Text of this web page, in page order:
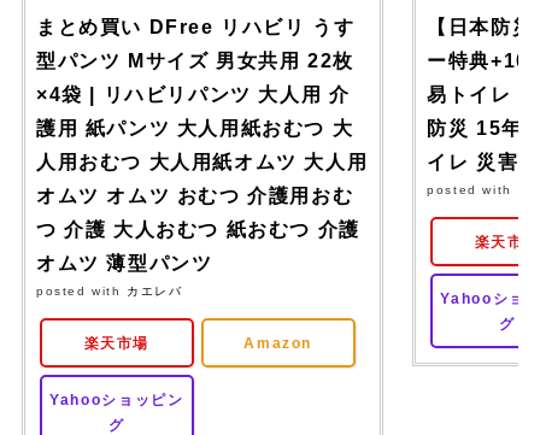
まとめ買い DFree リハビリ うす
型パンツ Mサイズ 男女共用 22枚
×4袋 | リハビリパンツ 大人用 介
護用 紙パンツ 大人用紙おむつ 大
人用おむつ 大人用紙オムツ 大人用
オムツ オムツ おむつ 介護用おむ
つ 介護 大人おむつ 紙おむつ 介護
オムツ 薄型パンツ
posted with カエレバ
楽天市場 Amazon
Yahooショッピン
グ
【日本防
ー特典+10
易トイレ
防災 15年
イレ 災害
posted with
楽天市場
Yahooショ
グ